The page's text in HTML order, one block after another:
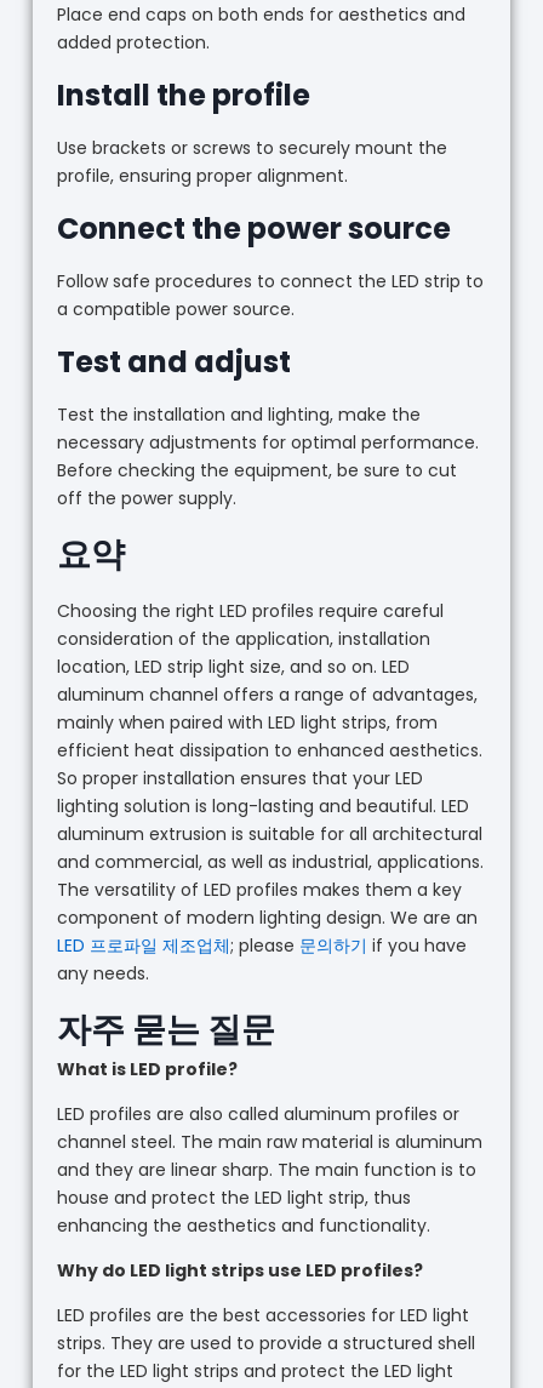
Place end caps on both ends for aesthetics and
added protection.
Install the profile
Use brackets or screws to securely mount the
profile, ensuring proper alignment.
Connect the power source
Follow safe procedures to connect the LED strip to
a compatible power source.
Test and adjust
Test the installation and lighting, make the
necessary adjustments for optimal performance.
Before checking the equipment, be sure to cut
off the power supply.
요약
Choosing the right LED profiles require careful
consideration of the application, installation
location, LED strip light size, and so on. LED
aluminum channel offers a range of advantages,
mainly when paired with LED light strips, from
efficient heat dissipation to enhanced aesthetics.
So proper installation ensures that your LED
lighting solution is long-lasting and beautiful. LED
aluminum extrusion is suitable for all architectural
and commercial, as well as industrial, applications.
The versatility of LED profiles makes them a key
component of modern lighting design. We are an
LED 프로파일 제조업체; please 문의하기 if you have
any needs.
자주 묻는 질문
What is LED profile?
LED profiles are also called aluminum profiles or
channel steel. The main raw material is aluminum
and they are linear sharp. The main function is to
house and protect the LED light strip, thus
enhancing the aesthetics and functionality.
Why do LED light strips use LED profiles?
LED profiles are the best accessories for LED light
strips. They are used to provide a structured shell
for the LED light strips and protect the LED light